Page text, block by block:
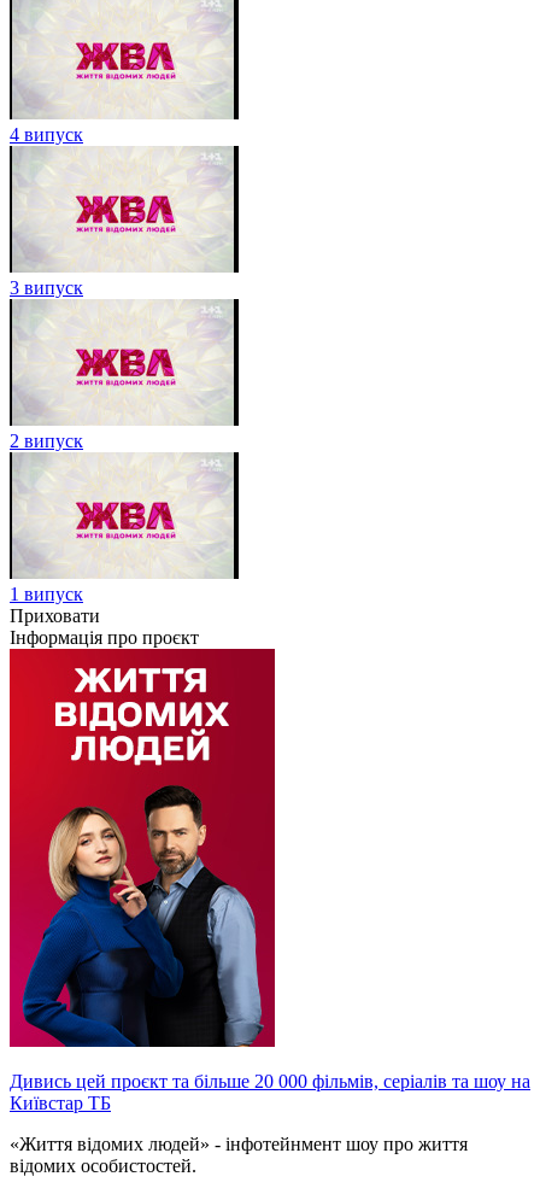
4 випуск
3 випуск
2 випуск
1 випуск
Приховати
Інформація про проєкт
Дивись цей проєкт та більше 20 000 фільмів, серіалів та шоу на
Київстар ТБ
«Життя відомих людей» - інфотейнмент шоу про життя
відомих особистостей.